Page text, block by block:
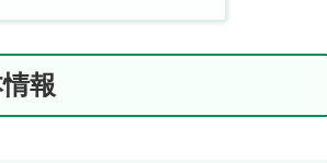
報